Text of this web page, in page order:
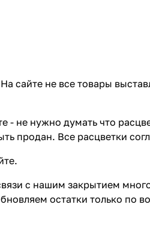
сайте не все товары
- не нужно думать что
продан. Все расцветки
с нашим закрытием
остатки только по